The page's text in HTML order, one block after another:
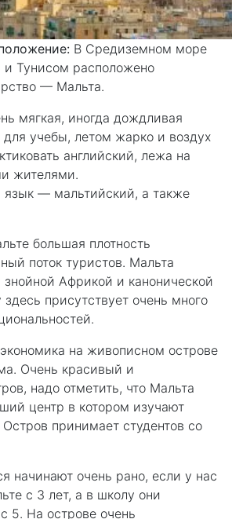
В Средиземном море
Тунисом расположено
— Мальта.
мягкая, иногда дождливая
учебы, летом жарко и воздух
английский, лежа на
жителями.
язык — мальтийский, а также
большая плотность
поток туристов. Мальта
Африкой и канонической
присутствует очень много
экономика на живописном острове
Очень красивый и
надо отметить, что Мальта
центр в котором изучают
принимает студентов со
начинают очень рано, если у нас
с 3 лет, а в школу они
5. На острове очень